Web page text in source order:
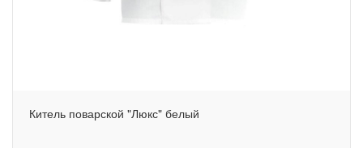
Китель поварской "Люкс" белый